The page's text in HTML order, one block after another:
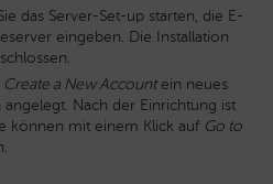
das Server-Set-up starten, die E-
eingeben. Die Installation
Create a New Accountein neues
Nach der Einrichtung ist
können mit einem Klick auf Go to